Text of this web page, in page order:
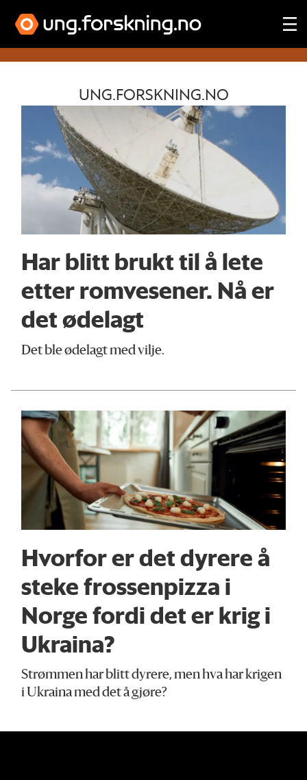
russland
UNG.FORSKNING.NO
Har blitt brukt til å lete
etter romvesener. Nå er
det ødelagt
Det ble ødelagt med vilje.
Hvorfor er det dyrere å
steke frossenpizza i
Norge fordi det er krig i
Ukraina?
Strømmen har blitt dyrere, men hva har krigen
i Ukraina med det å gjøre?